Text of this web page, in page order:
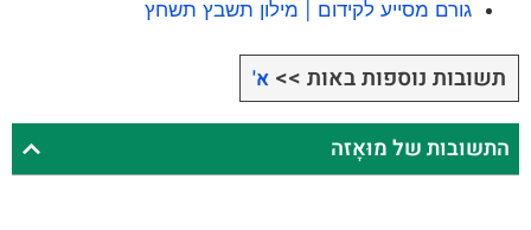
גורם מסייע לקידום | מילון תשבץ תשחץ
תשובות נוספות באות >> א'
התשובות של מוּאָזה